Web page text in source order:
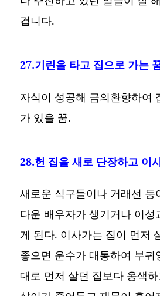
겁니다.
27.기린을 타고 집으로 가는
자식이 성공해 금의환향하여
가 있을 꿈.
28.헌 집을 새로 단장하고 이
새로운 식구들이나 거래선 등
다운 배우자가 생기거나 이성
게 된다. 이사가는 집이 먼저
좋으면 운수가 대통하여 부귀
대로 먼저 살던 집보다 옹색